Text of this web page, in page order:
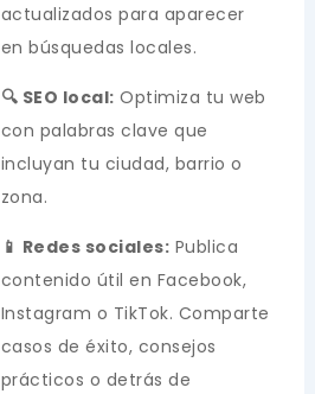
actualizados para aparecer
en búsquedas locales.
🔍 SEO local: Optimiza tu web
con palabras clave que
incluyan tu ciudad, barrio o
zona.
📱 Redes sociales: Publica
contenido útil en Facebook,
Instagram o TikTok. Comparte
casos de éxito, consejos
prácticos o detrás de